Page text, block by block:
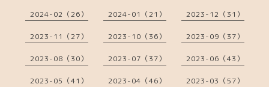
2024-02（26） 2024-01（21） 2023-12（31）
2023-11（27） 2023-10（36） 2023-09（37）
2023-08（30） 2023-07（37） 2023-06（43）
2023-05（41） 2023-04（46） 2023-03（57）